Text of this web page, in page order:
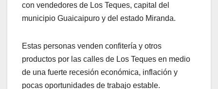
con vendedores de Los Teques, capital del
municipio Guaicaipuro y del estado Miranda.
Estas personas venden confitería y otros
productos por las calles de Los Teques en medio
de una fuerte recesión económica, inflación y
pocas oportunidades de trabajo estable.